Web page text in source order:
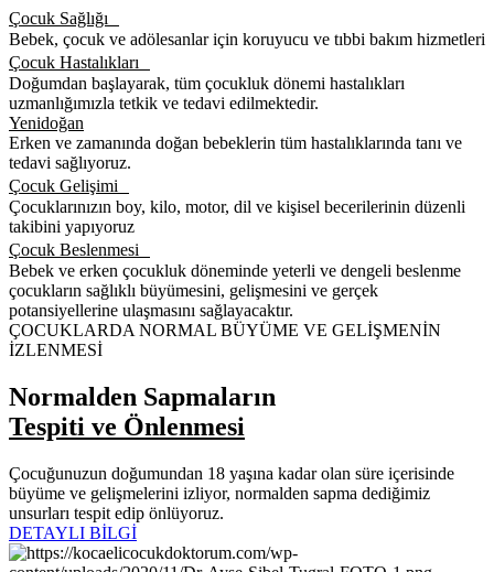
Çocuk Hastalıkları
Doğumdan başlayarak, tüm çocukluk dönemi hastalıkları
uzmanlığımızla tetkik ve tedavi edilmektedir.
Yenidoğan
Erken ve zamanında doğan bebeklerin tüm hastalıklarında tanı ve
tedavi sağlıyoruz.
Çocuk Gelişimi
Çocuklarınızın boy, kilo, motor, dil ve kişisel becerilerinin düzenli
takibini yapıyoruz
Çocuk Beslenmesi
Bebek ve erken çocukluk döneminde yeterli ve dengeli beslenme
çocukların sağlıklı büyümesini, gelişmesini ve gerçek
potansiyellerine ulaşmasını sağlayacaktır.
ÇOCUKLARDA NORMAL BÜYÜME VE GELİŞMENİN
İZLENMESİ
Normalden Sapmaların
Çocuğunuzun doğumundan 18 yaşına kadar olan süre içerisinde
büyüme ve gelişmelerini izliyor, normalden sapma dediğimiz
DETAYLI BİLGİ
HİZMETLERİMİZDEN BAZILARI...